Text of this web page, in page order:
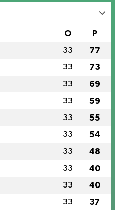
O P
33 77
33 73
33 69
33 59
33 55
33 54
33 48
33 40
33 40
33 37